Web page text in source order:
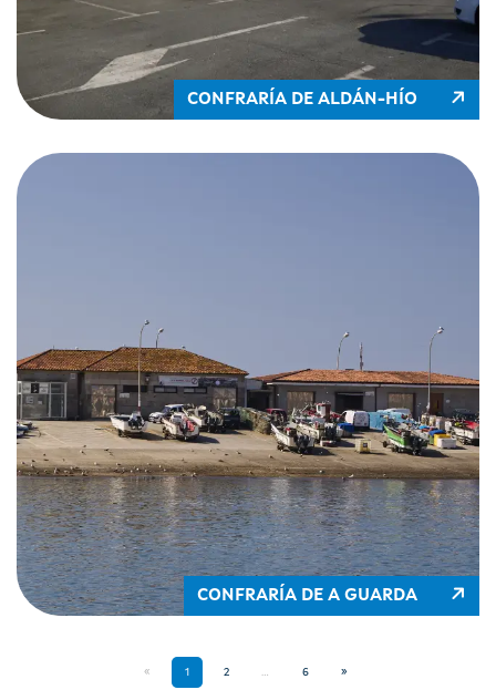
CONFRARÍA DE ALDÁN-HÍO
CONFRARÍA DE A GUARDA
« 1 2 … 6 »